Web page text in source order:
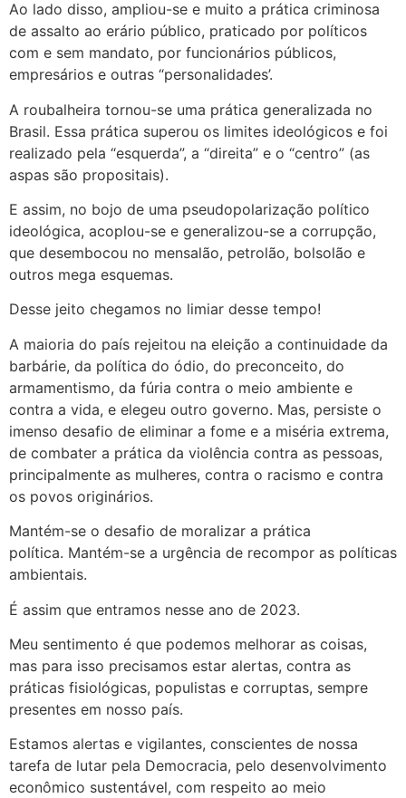
Ao lado disso, ampliou-se e muito a prática criminosa
de assalto ao erário público, praticado por políticos
com e sem mandato, por funcionários públicos,
empresários e outras “personalidades’.
A roubalheira tornou-se uma prática generalizada no
Brasil. Essa prática superou os limites ideológicos e foi
realizado pela “esquerda”, a “direita” e o “centro” (as
aspas são propositais).
E assim, no bojo de uma pseudopolarização político
ideológica, acoplou-se e generalizou-se a corrupção,
que desembocou no mensalão, petrolão, bolsolão e
outros mega esquemas.
Desse jeito chegamos no limiar desse tempo!
A maioria do país rejeitou na eleição a continuidade da
barbárie, da política do ódio, do preconceito, do
armamentismo, da fúria contra o meio ambiente e
contra a vida, e elegeu outro governo. Mas, persiste o
imenso desafio de eliminar a fome e a miséria extrema,
de combater a prática da violência contra as pessoas,
principalmente as mulheres, contra o racismo e contra
os povos originários.
Mantém-se o desafio de moralizar a prática
política. Mantém-se a urgência de recompor as políticas
ambientais.
É assim que entramos nesse ano de 2023.
Meu sentimento é que podemos melhorar as coisas,
mas para isso precisamos estar alertas, contra as
práticas fisiológicas, populistas e corruptas, sempre
presentes em nosso país.
Estamos alertas e vigilantes, conscientes de nossa
tarefa de lutar pela Democracia, pelo desenvolvimento
econômico sustentável, com respeito ao meio